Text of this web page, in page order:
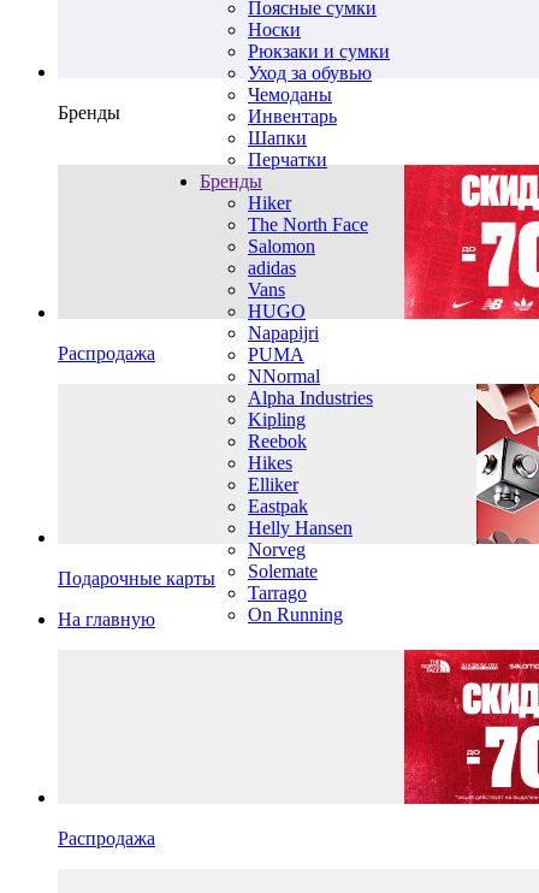
Поясные сумки
Носки
Рюкзаки и сумки
Уход за обувью
Чемоданы
Инвентарь
Шапки
Перчатки
Бренды
Hiker
The North Face
Salomon
adidas
Vans
HUGO
Napapijri
PUMA
NNormal
Alpha Industries
Kipling
Reebok
Hikes
Elliker
Eastpak
Helly Hansen
Norveg
Solemate
Tarrago
On Running
Бренды
Распродажа
Подарочные карты
На главную
Распродажа